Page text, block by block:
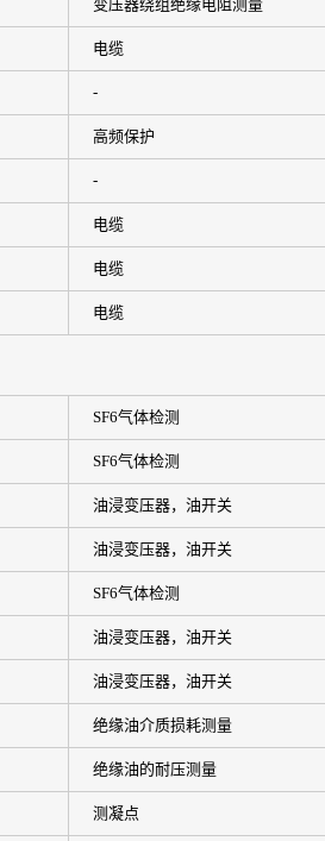
变压器绕组绝缘电阻测量
电缆
-
高频保护
-
电缆
电缆
电缆
SF6气体检测
SF6气体检测
油浸变压器，油开关
油浸变压器，油开关
SF6气体检测
油浸变压器，油开关
油浸变压器，油开关
绝缘油介质损耗测量
绝缘油的耐压测量
测凝点